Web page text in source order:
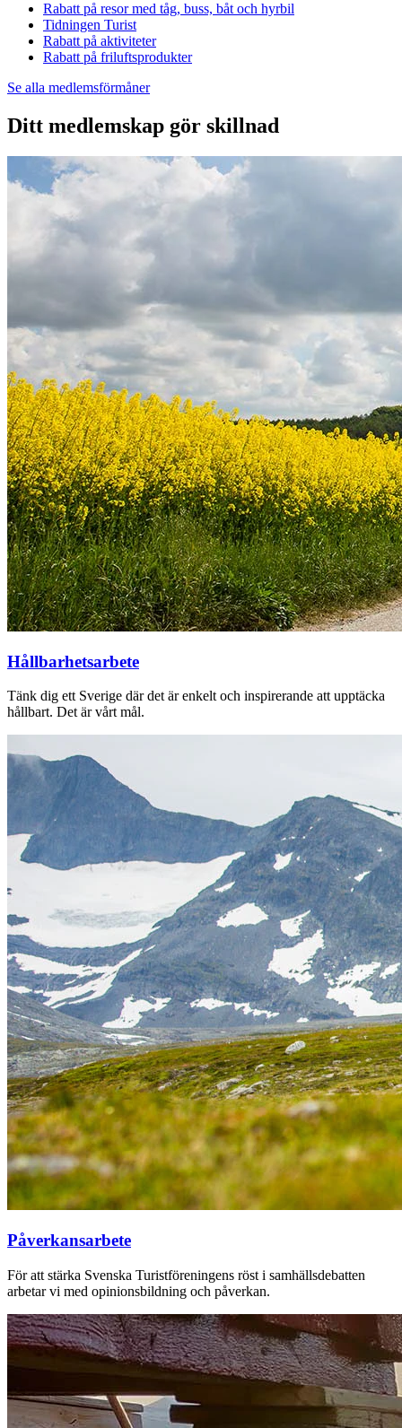
Rabatt på resor med tåg, buss, båt och hyrbil
Tidningen Turist
Rabatt på aktiviteter
Rabatt på friluftsprodukter
Se alla medlemsförmåner
Ditt medlemskap gör skillnad
Hållbarhetsarbete
Tänk dig ett Sverige där det är enkelt och inspirerande att upptäcka
hållbart. Det är vårt mål.
Påverkansarbete
För att stärka Svenska Turistföreningens röst i samhällsdebatten
arbetar vi med opinionsbildning och påverkan.